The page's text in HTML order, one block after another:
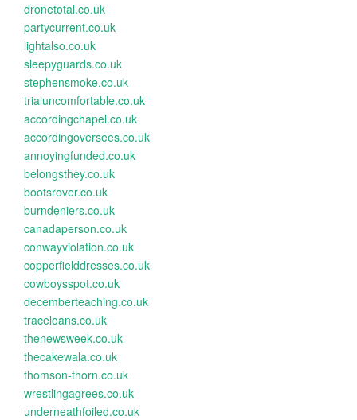
dronetotal.co.uk
partycurrent.co.uk
lightalso.co.uk
sleepyguards.co.uk
stephensmoke.co.uk
trialuncomfortable.co.uk
accordingchapel.co.uk
accordingoversees.co.uk
annoyingfunded.co.uk
belongsthey.co.uk
bootsrover.co.uk
burndeniers.co.uk
canadaperson.co.uk
conwayviolation.co.uk
copperfielddresses.co.uk
cowboysspot.co.uk
decemberteaching.co.uk
traceloans.co.uk
thenewsweek.co.uk
thecakewala.co.uk
thomson-thorn.co.uk
wrestlingagrees.co.uk
underneathfoiled.co.uk